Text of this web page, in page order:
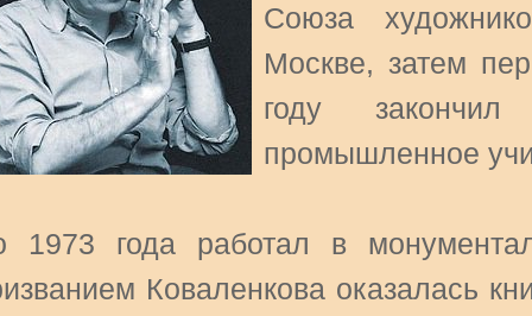
Союза
Москве, затем
году закончил
промышленное
1973 года работал в
Коваленкова оказалась